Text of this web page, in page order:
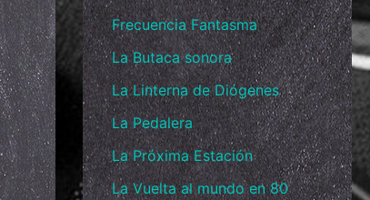
Frecuencia Fantasma
La Butaca sonora
La Linterna de Diógenes
La Pedalera
La Próxima Estación
La Vuelta al mundo en 80